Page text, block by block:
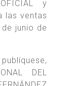
y
las ventas
junio de
DEL